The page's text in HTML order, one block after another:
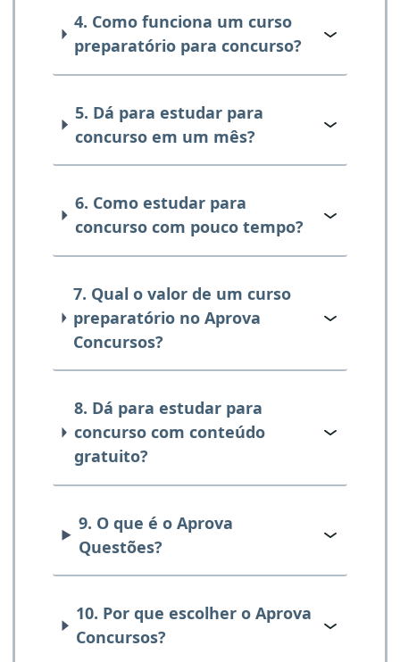
4. Como funciona um curso
preparatório para concurso?
5. Dá para estudar para
concurso em um mês?
6. Como estudar para
concurso com pouco tempo?
7. Qual o valor de um curso
preparatório no Aprova
Concursos?
8. Dá para estudar para
concurso com conteúdo
gratuito?
9. O que é o Aprova
Questões?
10. Por que escolher o Aprova
Concursos?